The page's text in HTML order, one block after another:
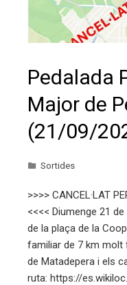
Pedalada
Major de
(21/09/
Sortides
>>>> CANCEL·LAT
<<<< Diumenge 21
de la plaça de la
familiar de 7 km molt
de Matadepera i els
ruta: https://